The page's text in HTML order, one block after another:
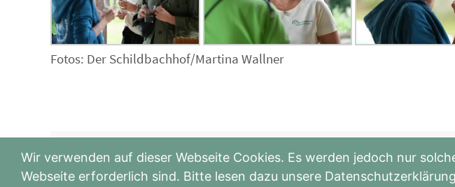
Fotos: Der Schildbachhof/Martina Wallner
Social Media Themenwoche: Cranio-Sacrale
Körperarbeit
Wir verwenden auf dieser Webseite Cookies. Es werden jedoch nur
Webseite erforderlich sind. Bitte lesen dazu unsere